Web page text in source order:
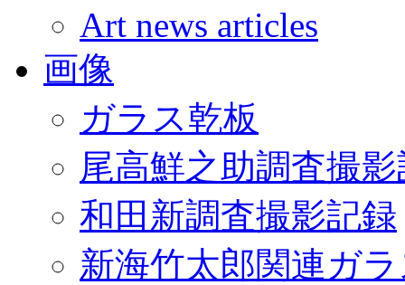
Art news articles
画像
ガラス乾板
尾高鮮之助調査撮
和田新調査撮影記録
新海竹太郎関連ガ